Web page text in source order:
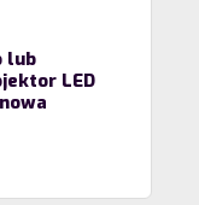
lub
LED